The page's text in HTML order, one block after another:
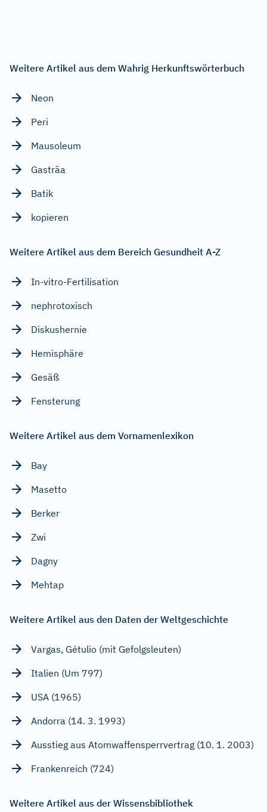
Weitere Artikel aus dem Wahrig Herkunftswörterbuch
Neon
Peri
Mausoleum
Gasträa
Batik
kopieren
Weitere Artikel aus dem Bereich Gesundheit A-Z
In-vitro-Fertilisation
nephrotoxisch
Diskushernie
Hemisphäre
Gesäß
Fensterung
Weitere Artikel aus dem Vornamenlexikon
Bay
Masetto
Berker
Zwi
Dagny
Mehtap
Weitere Artikel aus den Daten der Weltgeschichte
Vargas, Gétulio (mit Gefolgsleuten)
Italien (Um 797)
USA (1965)
Andorra (14. 3. 1993)
Ausstieg aus Atomwaffensperrvertrag (10. 1. 2003)
Frankenreich (724)
Weitere Artikel aus der Wissensbibliothek